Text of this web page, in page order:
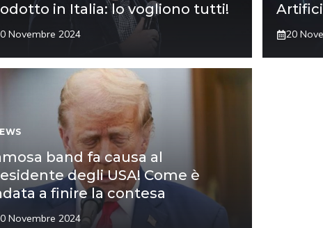
in Italia: lo vogliono tutti!
Novembre 2024 20
band fa causa al
degli USA! Come è
a finire la contesa
Novembre 2024